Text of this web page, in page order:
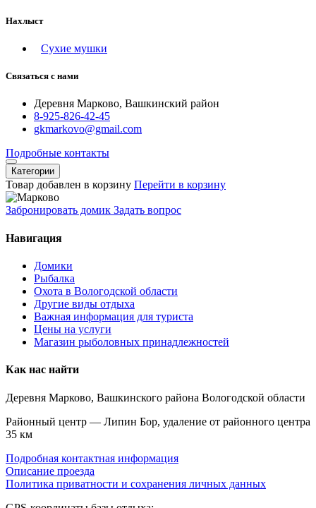
Нахлыст
Сухие мушки
Связаться с нами
Деревня Марково, Вашкинский район
8-925-826-42-45
gkmarkovo@gmail.com
Подробные контакты
Категории
Товар добавлен в корзину Перейти в корзину
Забронировать домик Задать вопрос
Навигация
Домики
Рыбалка
Охота в Вологодской области
Другие виды отдыха
Важная информация для туриста
Цены на услуги
Магазин рыболовных принадлежностей
Как нас найти
Деревня Марково, Вашкинского района Вологодской области
Районный центр — Липин Бор, удаление от районного центра
35 км
Подробная контактная информация
Описание проезда
Политика приватности и сохранения личных данных